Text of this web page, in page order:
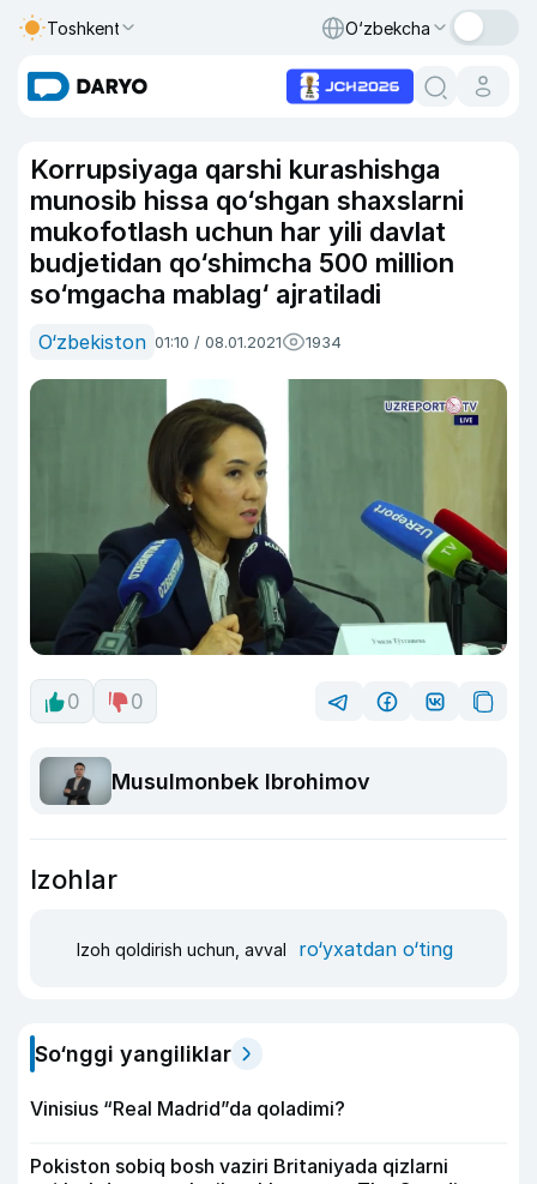
Toshkent O‘zbekcha
Korrupsiyaga qarshi kurashishga
munosib hissa qo‘shgan shaxslarni
mukofotlash uchun har yili davlat
budjetidan qo‘shimcha 500 million
so‘mgacha mablag‘ ajratiladi
O‘zbekiston 01:10 / 08.01.2021 1934
0 0
Musulmonbek Ibrohimov
Izohlar
Izoh qoldirish uchun, avval ro‘yxatdan o‘ting
So‘nggi yangiliklar
Vinisius “Real Madrid”da qoladimi?
Pokiston sobiq bosh vaziri Britaniyada qizlarni